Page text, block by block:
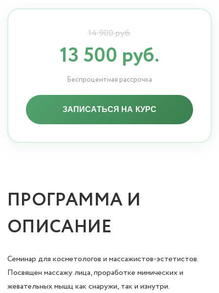
14 900 руб.
13 500 руб.
Беспроцентная рассрочка
ЗАПИСАТЬСЯ НА КУРС
ПРОГРАММА И
ОПИСАНИЕ
Семинар для косметологов и массажистов-эстетистов.
Посвящен массажу лица, проработке мимических и
жевательных мышц как снаружи, так и изнутри.